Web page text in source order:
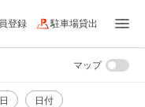
登録 駐車場貸出
日付
マップ